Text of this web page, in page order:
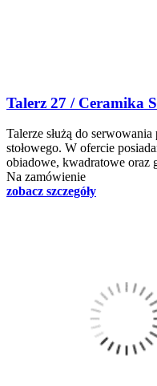
Talerz 27 / Ceramika
Talerze służą do
stołowego. W ofercie
obiadowe, kwadratowe oraz
Na zamówienie
zobacz szczegóły